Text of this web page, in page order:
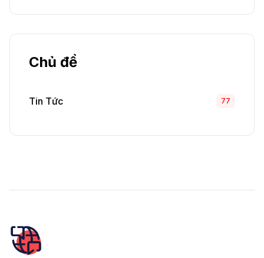
Chủ đề
Tin Tức 77